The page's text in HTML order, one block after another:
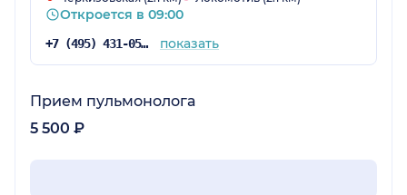
Откроется в 09:00
+7 (495) 431-05-68 показать
Прием пульмонолога
5 500 ₽